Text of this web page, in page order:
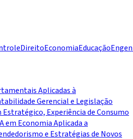
DireitoEconomiaEducação
Aplicadas à
Gerencial e Legislação
Estratégico, Experiência de Consumo
em Economia Aplicada a
e Estratégias de Novos